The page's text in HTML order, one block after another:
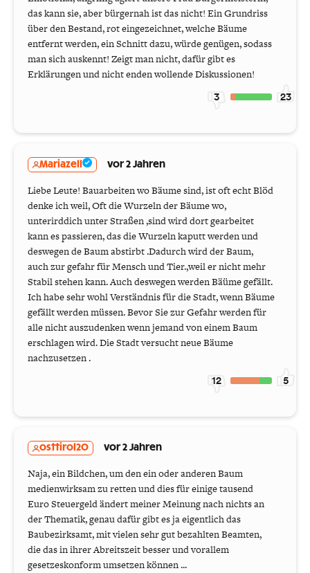
das kann sie, aber bürgernah ist das nicht! Ein Grundriss
über den Bestand, rot eingezeichnet, welche Bäume
entfernt werden, ein Schnitt dazu, würde genügen, sodass
man sich auskennt! Zeigt man nicht, dafür gibt es
Erklärungen und nicht enden wollende Diskussionen!
3 23
Mariazell vor 2 Jahren
Liebe Leute! Bauarbeiten wo Bäume sind, ist oft echt Blöd
denke ich weil, Oft die Wurzeln der Bäume wo,
unterirddich unter Straßen ,sind wird dort gearbeitet
kann es passieren, das die Wurzeln kaputt werden und
deswegen de Baum abstirbt .Dadurch wird der Baum,
auch zur gefahr für Mensch und Tier.,weil er nicht mehr
Stabil stehen kann. Auch deswegen werden Bäüme gefällt.
Ich habe sehr wohl Verständnis für die Stadt, wenn Bäume
gefällt werden müssen. Bevor Sie zur Gefahr werden für
alle nicht auszudenken wenn jemand von einem Baum
erschlagen wird. Die Stadt versucht neue Bäume
nachzusetzen .
12 5
osttirol20 vor 2 Jahren
Naja, ein Bildchen, um den ein oder anderen Baum
medienwirksam zu retten und dies für einige tausend
Euro Steuergeld ändert meiner Meinung nach nichts an
der Thematik, genau dafür gibt es ja eigentlich das
Baubezirksamt, mit vielen sehr gut bezahlten Beamten,
die das in ihrer Abreitszeit besser und vorallem
gesetzeskonform umsetzen können ...